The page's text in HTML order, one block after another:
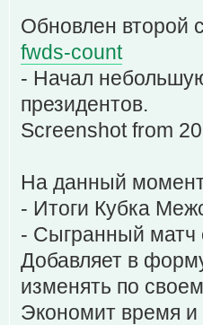
Обновлен второй
fwds-count
- Начал
президентов.
Screenshot from
На данный
- Итоги Кубка
- Сыгранный матч
Добавляет в
изменять по
Экономит время